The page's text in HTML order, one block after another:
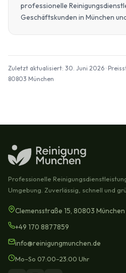
professionelle
Geschäftskunden in München
Zuletzt aktualisiert: 30. Juni 2026 ·
80803 München
Professionelle
Umgebung. Zuverlässig, schnell und
Clemensstraße 15, 80803 München
+49 170 8877859
info@reinigungmunchen.de
Mo–So 07:00–23:00 Uhr